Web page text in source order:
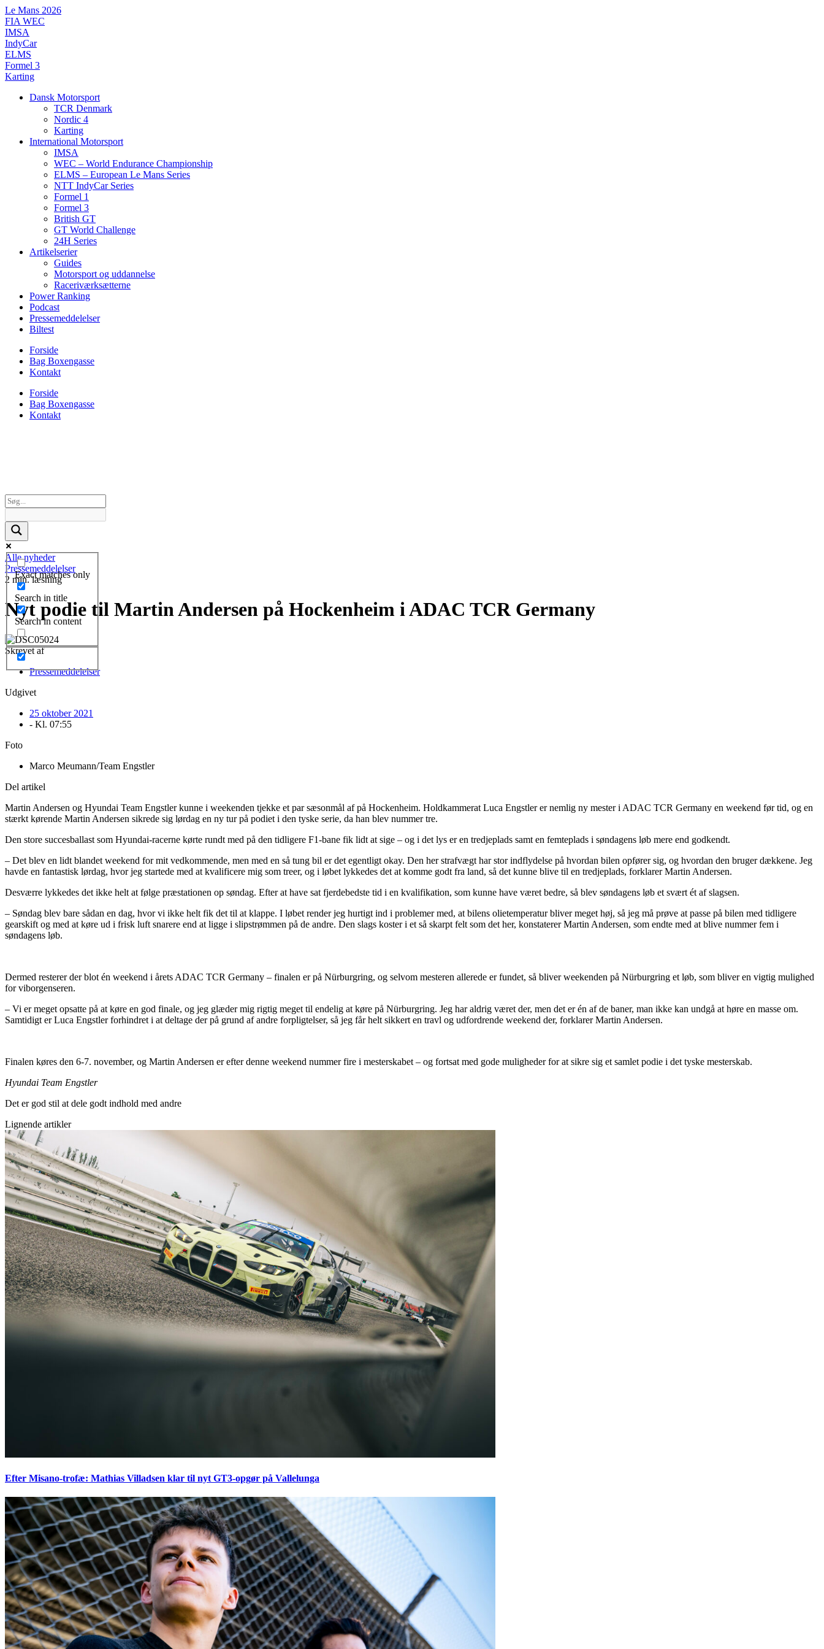
Videre
til
indhold
Le Mans 2026
FIA WEC
IMSA
IndyCar
ELMS
Formel 3
Karting
Dansk Motorsport
TCR Denmark
Nordic 4
Karting
International Motorsport
IMSA
WEC – World Endurance Championship
ELMS – European Le Mans Series
NTT IndyCar Series
Formel 1
Formel 3
British GT
GT World Challenge
24H Series
Artikelserier
Guides
Motorsport og uddannelse
Raceriværksætterne
Power Ranking
Podcast
Pressemeddelelser
Biltest
Forside
Bag Boxengasse
Kontakt
Forside
Bag Boxengasse
Kontakt
Exact matches only
Search in title
Search in content
Alle nyheder
Pressemeddelelser
2 min. læsning
Nyt podie til Martin Andersen på Hockenheim i ADAC TCR Germany
Skrevet af
Pressemeddelelser
Udgivet
25 oktober 2021
- Kl. 07:55
Foto
Marco Meumann/Team Engstler
Del artikel
Martin Andersen og Hyundai Team Engstler kunne i weekenden tjekke et par sæsonmål af på Hockenheim. Holdkammerat Luca Engstler er nemlig ny mester i ADAC TCR Germany en weekend før tid, og en
stærkt kørende Martin Andersen sikrede sig lørdag en ny tur på podiet i den tyske serie, da han blev nummer tre.
Den store succesballast som Hyundai-racerne kørte rundt med på den tidligere F1-bane fik lidt at sige – og i det lys er en tredjeplads samt en femteplads i søndagens løb mere end godkendt.
– Det blev en lidt blandet weekend for mit vedkommende, men med en så tung bil er det egentligt okay. Den her strafvægt har stor indflydelse på hvordan bilen opfører sig, og hvordan den bruger dækkene. Jeg
havde en fantastisk lørdag, hvor jeg startede med at kvalificere mig som treer, og i løbet lykkedes det at komme godt fra land, så det kunne blive til en tredjeplads, forklarer Martin Andersen.
Desværre lykkedes det ikke helt at følge præstationen op søndag. Efter at have sat fjerdebedste tid i en kvalifikation, som kunne have været bedre, så blev søndagens løb et svært ét af slagsen.
– Søndag blev bare sådan en dag, hvor vi ikke helt fik det til at klappe. I løbet render jeg hurtigt ind i problemer med, at bilens olietemperatur bliver meget høj, så jeg må prøve at passe på bilen med tidligere
gearskift og med at køre ud i frisk luft snarere end at ligge i slipstrømmen på de andre. Den slags koster i et så skarpt felt som det her, konstaterer Martin Andersen, som endte med at blive nummer fem i
søndagens løb.
Dermed resterer der blot én weekend i årets ADAC TCR Germany – finalen er på Nürburgring, og selvom mesteren allerede er fundet, så bliver weekenden på Nürburgring et løb, som bliver en vigtig mulighed
for viborgenseren.
– Vi er meget opsatte på at køre en god finale, og jeg glæder mig rigtig meget til endelig at køre på Nürburgring. Jeg har aldrig været der, men det er én af de baner, man ikke kan undgå at høre en masse om.
Samtidigt er Luca Engstler forhindret i at deltage der på grund af andre forpligtelser, så jeg får helt sikkert en travl og udfordrende weekend der, forklarer Martin Andersen.
Finalen køres den 6-7. november, og Martin Andersen er efter denne weekend nummer fire i mesterskabet – og fortsat med gode muligheder for at sikre sig et samlet podie i det tyske mesterskab.
Hyundai Team Engstler
Det er god stil at dele godt indhold med andre
Lignende artikler
Efter Misano-trofæ: Mathias Villadsen klar til nyt GT3-opgør på Vallelunga